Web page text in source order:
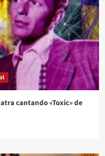
cantando «Toxic» de